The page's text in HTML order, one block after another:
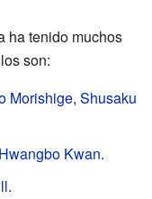
ha tenido muchos
son:
Morishige, Shusaku
Hwangbo Kwan.
.